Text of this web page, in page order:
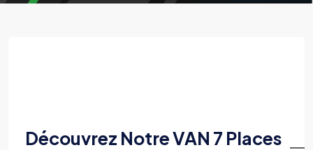
Découvrez Notre VAN 7 Places